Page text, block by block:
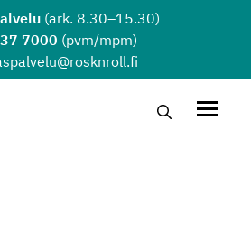
(ark. 8.30–15.30)
7000 (pvm/mpm)
Hae…Avaa